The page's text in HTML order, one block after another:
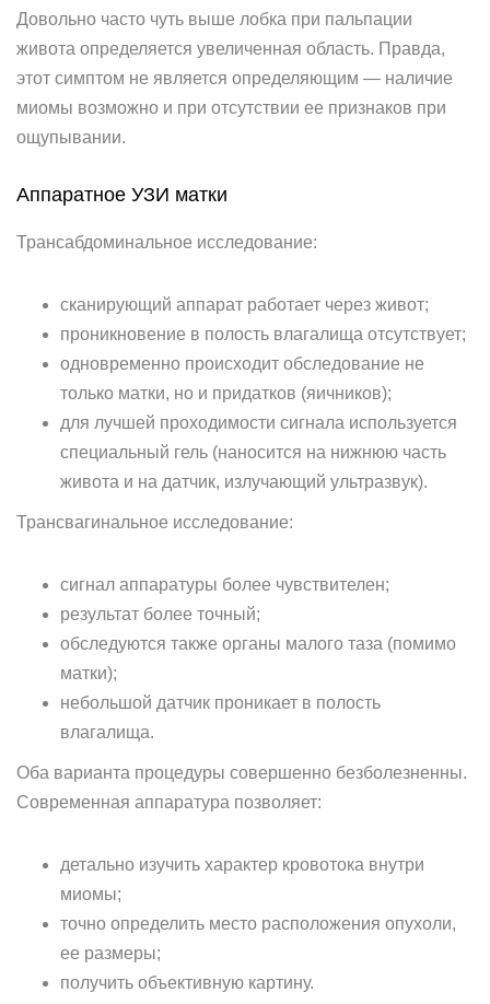
Довольно часто чуть выше лобка при пальпации
живота определяется увеличенная область. Правда,
этот симптом не является определяющим — наличие
миомы возможно и при отсутствии ее признаков при
ощупывании.
Аппаратное УЗИ матки
Трансабдоминальное исследование:
сканирующий аппарат работает через живот;
проникновение в полость влагалища отсутствует;
одновременно происходит обследование не
только матки, но и придатков (яичников);
для лучшей проходимости сигнала используется
специальный гель (наносится на нижнюю часть
живота и на датчик, излучающий ультразвук).
Трансвагинальное исследование:
сигнал аппаратуры более чувствителен;
результат более точный;
обследуются также органы малого таза (помимо
матки);
небольшой датчик проникает в полость
влагалища.
Оба варианта процедуры совершенно безболезненны.
Современная аппаратура позволяет:
детально изучить характер кровотока внутри
миомы;
точно определить место расположения опухоли,
ее размеры;
получить объективную картину.